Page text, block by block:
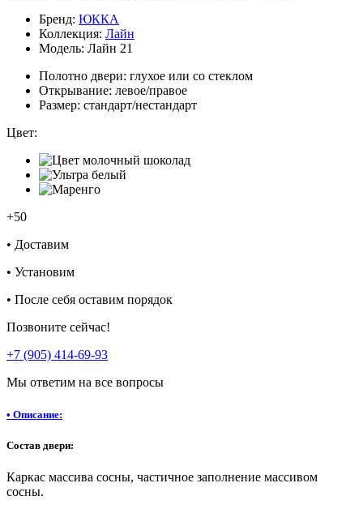
Бренд: ЮККА
Коллекция: Лайн
Модель: Лайн 21
Полотно двери: глухое или со стеклом
Открывание: левое/правое
Размер: стандарт/нестандарт
Цвет:
+50
• Доставим
• Установим
• После себя оставим порядок
Позвоните сейчас!
+7 (905) 414-69-93
Мы ответим на все вопросы
• Описание:
Состав двери:
Каркас массива сосны, частичное заполнение массивом
сосны.